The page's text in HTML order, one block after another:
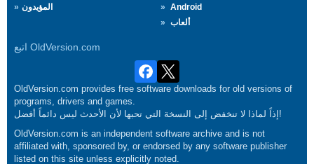
المؤيدون
Android
ألعاب
اتبع OldVersion.com
OldVersion.com provides free software downloads for old versions of
programs, drivers and games.
إذاً لماذا لا تنخفض إلى النسخة التي تحبها لأن الأحدث ليس دائماً أفضل!
OldVersion.com is an independent software archive and is not
affiliated with, sponsored by, or endorsed by any software publisher
listed on this site unless explicitly noted.